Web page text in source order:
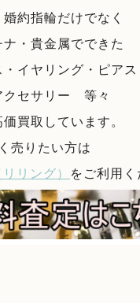
約指輪だけでなく
・貴金属でできた
・イヤリング・ピアス
クセサリー 等々
買取しています。
売りたい方は
リング）
をご利用く